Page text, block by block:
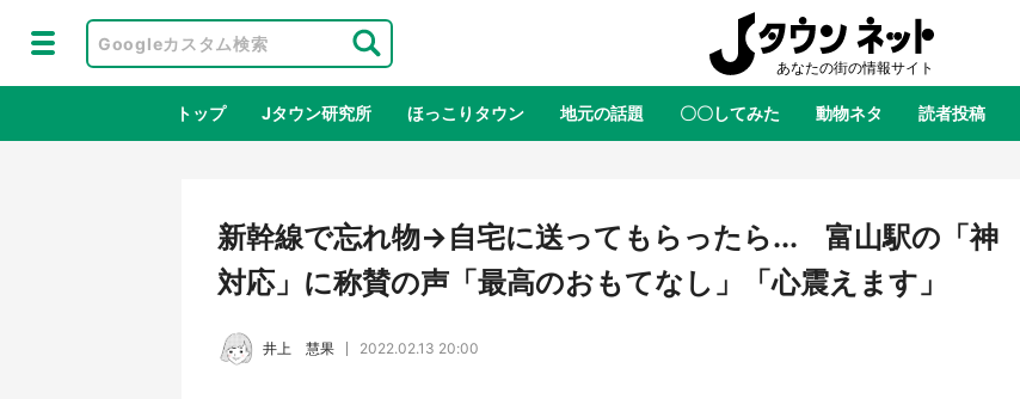
全国 全国
東北 青森 岩手 宮城
茨城 栃木
トップ Jタウン研究所 ほっこりタウン 地元の話題 〇〇してみた 動物ネタ 読者投稿
地域×二次元 絶景 あの時はありがとう 物語がはじまる町へ
新幹線で忘れ物→自宅に送ってもらったら... 富山駅の「神
対応」に称賛の声「最高のおもてなし」「心震えます」
井上 慧果 2022.02.13 20:00